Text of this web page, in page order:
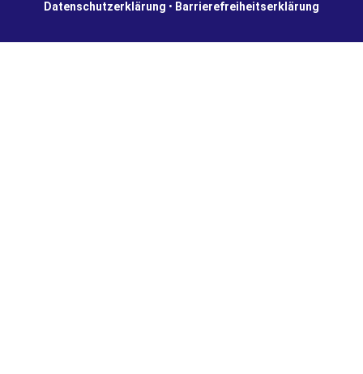
Datenschutzerklärung • Barrierefreiheitserklärung